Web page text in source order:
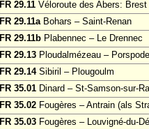
FR 29.11 Véloroute des Abers: Brest
FR 29.11aBohars – Saint-Renan
FR 29.11b Plabennec – Le Drennec
FR 29.13 Ploudalmézeau –
FR 29.14Sibiril – Plougoulm
FR 35.01 Dinard – St-Samson-sur-
FR 35.02 Fougères – Antrain (als
FR 35.03 Fougères – Louvigné-du-